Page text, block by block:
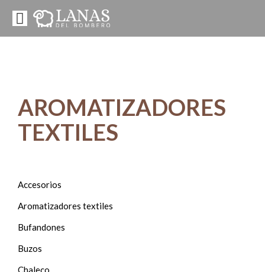
AROMATIZADORES
TEXTILES
Accesorios
Aromatizadores textiles
Bufandones
Buzos
Chaleco